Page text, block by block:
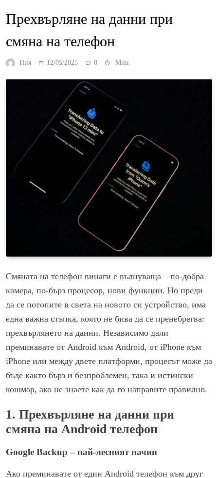
Прехвърляне на данни при
смяна на телефон
Ния 12/05/2025 0 Мин.
Смяната на телефон винаги е вълнуваща – по-добра
камера, по-бърз процесор, нови функции. Но преди
да се потопите в света на новото си устройство, има
една важна стъпка, която не бива да се пренебрегва:
прехвърлянето на данни. Независимо дали
преминавате от Android към Android, от iPhone към
iPhone или между двете платформи, процесът може да
бъде както бърз и безпроблемен, така и истински
кошмар, ако не знаете как да го направите правилно.
1. Прехвърляне на данни при
смяна на Android телефон
Google Backup – най-лесният начин
Ако преминавате от един Android телефон към друг